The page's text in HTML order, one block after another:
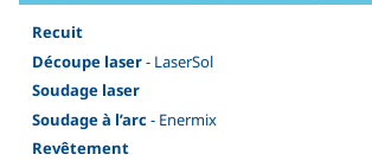
Recuit
Découpe laser- LaserSol
Soudage laser
Soudage à l’arc- Enermix
Revêtement